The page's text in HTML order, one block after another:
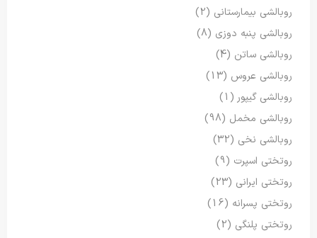
روبالشی بیمارستانی (2)
روبالشی پنبه دوزی (8)
روبالشی ساتن (4)
روبالشی عروس (13)
روبالشی گیپور(1)
روبالشی مخمل (98)
روبالشی نخی (32)
روتختی اسپرت (9)
روتختی ایرانی (23)
روتختی پسرانه (16)
روتختی پلنگی (2)